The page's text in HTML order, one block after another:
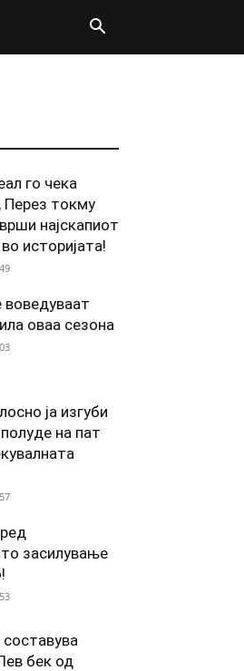
го чека
Перез токму
најскапиот
историјата!
оваа сезона
ја изгуби
на пат
засилување
бек од